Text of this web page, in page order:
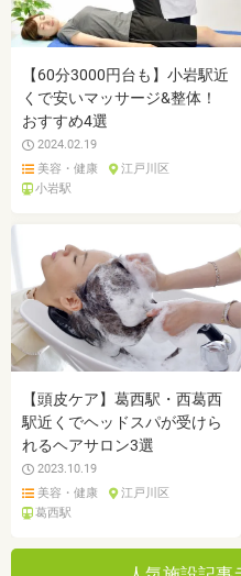
【60分3000円台も】小岩駅近
くで安いマッサージ&整体！
おすすめ4選
2024.02.19
美容・健康
江戸川区
小岩駅
【頭皮ケア】葛西駅・西葛西
駅近くでヘッドスパが受けら
れるヘアサロン3選
2023.10.19
美容・健康
江戸川区
葛西駅